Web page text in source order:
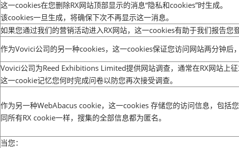
这一cookies在您删除RX网站顶部显示的消息“隐私和cookies”时生成。
该cookies一旦生成，将确保下次不再显示这一消息。
如果您通过我们的营销活动进入RX网站，这一cookies有助于我们报告您
作为Vovici公司的另一种cookies，这一cookies保证您访问网站两分钟后
Vovici公司为Reed Exhibitions Limited提供网站调查，通常在RX网站上征
这一cookie记忆您何时完成问卷以防您再次接受调查。
作为另一种WebAbacus cookie，这一cookies 存储您的访问信息，包括您
同所有RX cookie一样，搜集的全部信息都为匿名。
当您：